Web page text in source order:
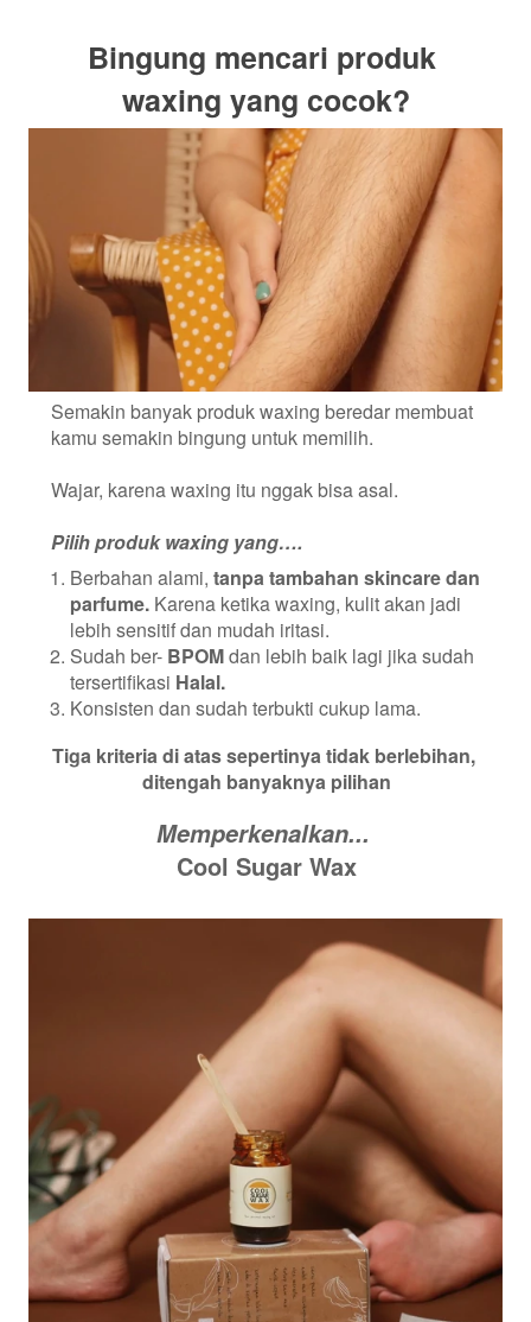
Bingung mencari produk
waxing yang cocok?
Semakin banyak produk waxing beredar membuat
kamu semakin bingung untuk memilih.
Wajar, karena waxing itu nggak bisa asal.
Pilih produk waxing yang….
Berbahan alami, tanpa tambahan skincare dan
parfume. Karena ketika waxing, kulit akan jadi
lebih sensitif dan mudah iritasi.
Sudah ber- BPOM dan lebih baik lagi jika sudah
tersertifikasi Halal.
Konsisten dan sudah terbukti cukup lama.
Tiga kriteria di atas sepertinya tidak berlebihan,
ditengah banyaknya pilihan
Memperkenalkan...
Cool Sugar Wax